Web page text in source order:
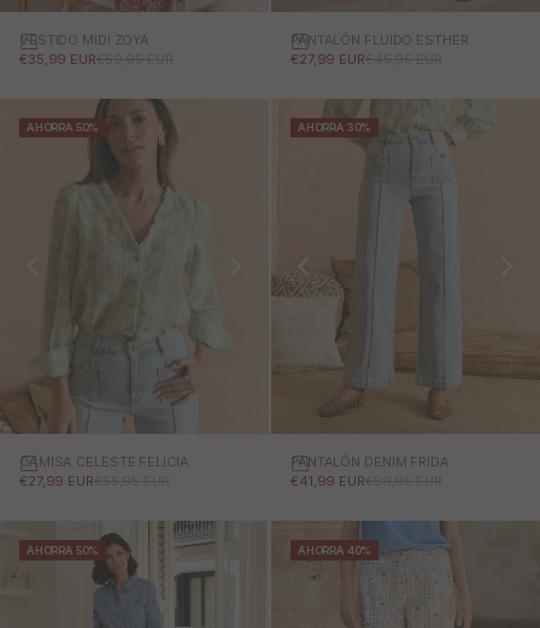
VESTIDO MIDI ZOYA
PRECIO DE OFERTA
€35,99 EURPRECIO NORMAL
€59,95 EUR
PANTALÓN FLUIDO ESTHER
PRECIO DE OFERTA
€27,99 EURPRECIO NORMAL
€45,95 EUR
AHORRA 50%
CAMISA CELESTE FELICIA
PRECIO DE OFERTA
€27,99 EURPRECIO NORMAL
€55,95 EUR
AHORRA 30%
PANTALÓN DENIM FRIDA
PRECIO DE OFERTA
€41,99 EURPRECIO NORMAL
€59,95 EUR
AHORRA 50% AHORRA 40%